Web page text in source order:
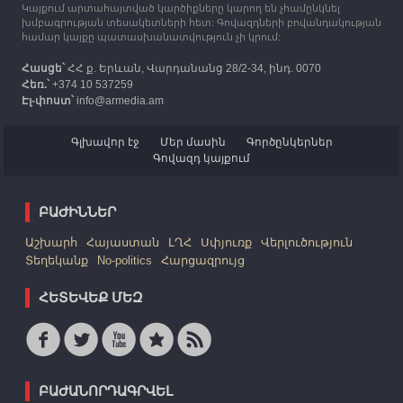
Կայքում արտահայտված կարծիքները կարող են չհամընկնել
խմբագրության տեսակետների հետ: Գովազդների բովանդակության
համար կայքը պատասխանատվություն չի կրում:
Հասցե՝ՀՀ ք. Երևան, Վարդանանց 28/2-34, ինդ. 0070
Հեռ.՝+374 10 537259
Էլ-փոստ՝info@armedia.am
Գլխավոր էջ Մեր մասին
Գործընկերներ
Գովազդ կայքում
ԲԱԺԻՆՆԵՐ
Աշխարհ Հայաստան ԼՂՀ Սփյուռք
Վերլուծություն
Տեղեկանք
No-politics Հարցազրույց
ՀԵՏԵՎԵՔ ՄԵԶ
ԲԱԺԱՆՈՐԴԱԳՐՎԵԼ